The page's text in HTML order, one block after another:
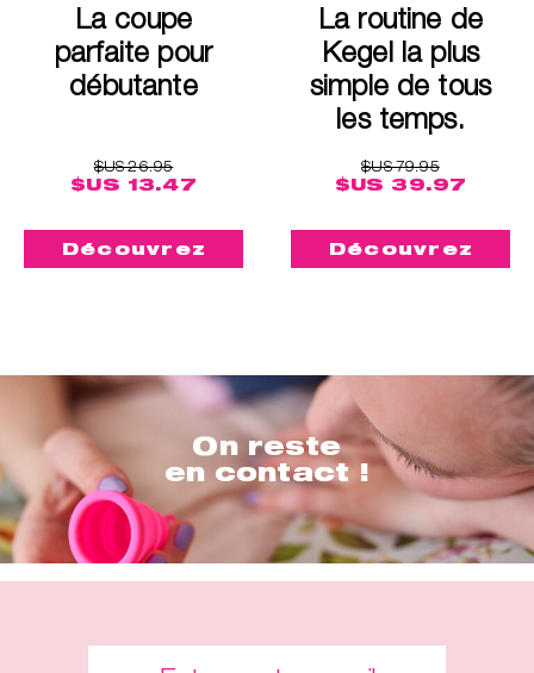
La coupe
parfaite pour
débutante
$US 26.95
$US 13.47
Découvrez
La routine de
Kegel la plus
simple de tous
les temps.
$US 79.95
$US 39.97
Découvrez
On reste
en contact !